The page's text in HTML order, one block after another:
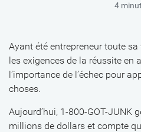
4
Ayant été entrepreneur toute
les exigences de la réussite en
l’importance de l’échec pour
choses.
Aujourd’hui, 1-800-GOT-JUNK
millions de dollars et compte